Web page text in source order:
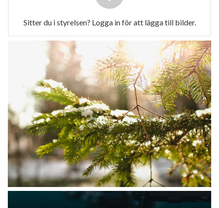
Sitter du i styrelsen? Logga in för att lägga till bilder.